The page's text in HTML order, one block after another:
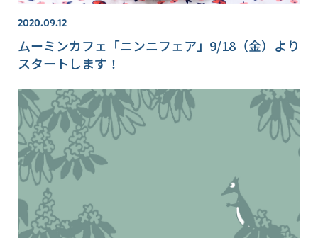
2020.09.12
ムーミンカフェ「ニンニフェア」9/18（金）より
スタートします！